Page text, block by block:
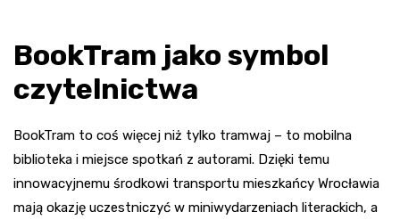
BookTram jako symbol
czytelnictwa
BookTram to coś więcej niż tylko tramwaj – to mobilna
biblioteka i miejsce spotkań z autorami. Dzięki temu
innowacyjnemu środkowi transportu mieszkańcy Wrocławia
mają okazję uczestniczyć w miniwydarzeniach literackich, a